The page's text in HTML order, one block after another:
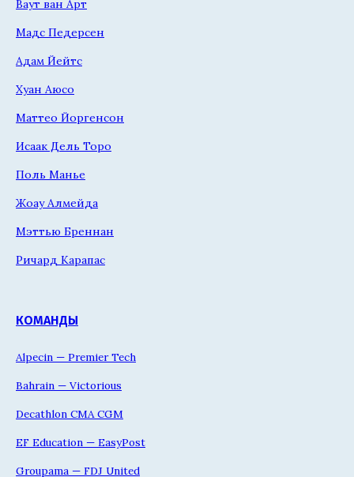
Ваут ван Арт
Мадс Педерсен
Адам Йейтс
Хуан Аюсо
Маттео Йоргенсон
Исаак Дель Торо
Поль Манье
Жоау Алмейда
Мэттью Бреннан
Ричард Карапас
КОМАНДЫ
Alpecin — Premier Tech
Bahrain — Victorious
Decathlon CMA CGM
EF Education — EasyPost
Groupama — FDJ United